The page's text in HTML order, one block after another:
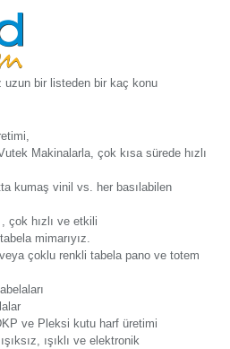
uzun bir listeden bir kaç konu
Makinalarla, çok kısa sürede hızlı
kumaş vinil vs. her basılabilen
çok hızlı ve etkili
mimarıyız.
çoklu renkli tabela pano ve totem
ve Pleksi kutu harf üretimi
ışıklı ve elektronik